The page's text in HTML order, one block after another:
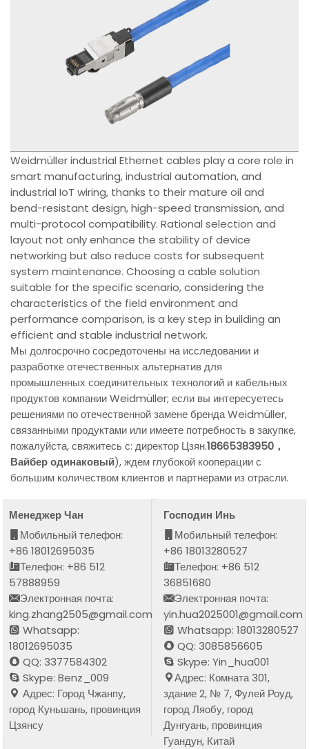
Weidmüller industrial Ethernet cables play a core role in
smart manufacturing, industrial automation, and
industrial IoT wiring, thanks to their mature oil and
bend-resistant design, high-speed transmission, and
multi-protocol compatibility. Rational selection and
layout not only enhance the stability of device
networking but also reduce costs for subsequent
system maintenance. Choosing a cable solution
suitable for the specific scenario, considering the
characteristics of the field environment and
performance comparison, is a key step in building an
efficient and stable industrial network.
Мы долгосрочно сосредоточены на исследовании и
разработке отечественных альтернатив для
промышленных соединительных технологий и кабельных
продуктов компании Weidmüller; если вы интересуетесь
решениями по отечественной замене бренда Weidmüller,
связанными продуктами или имеете потребность в закупке,
пожалуйста, свяжитесь с: директор Цзян.18665383950，
Вайбер одинаковый), ждем глубокой кооперации с
большим количеством клиентов и партнерами из отрасли.
Менеджер Чан
Мобильный телефон:
+86 18012695035
Телефон: +86 512
57888959
Электронная почта:
king.zhang2505@gmail.com
Whatsapp:
18012695035
QQ: 3377584302
Skype: Benz_009
Адрес: Город Чжанпу,
город Куньшань, провинция
Цзянсу
Господин Инь
Мобильный телефон:
+86 18013280527
Телефон: +86 512
36851680
Электронная почта:
yin.hua2025001@gmail.com
Whatsapp: 18013280527
QQ: 3085856605
Skype: Yin_hua001
Адрес: Комната 301,
здание 2, № 7, Фулей Роуд,
город Ляобу, город
Дунгуань, провинция
Гуандун, Китай